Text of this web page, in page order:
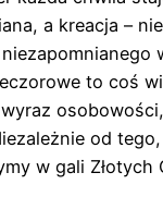
a kreacja –
to coś
od
w gali Złotych